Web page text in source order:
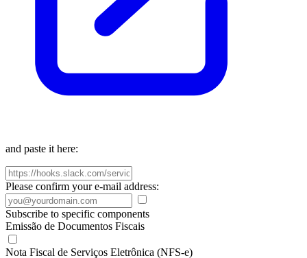
and paste it here:
Please confirm your e-mail address:
Subscribe to specific components
Emissão de Documentos Fiscais
Nota Fiscal de Serviços Eletrônica (NFS-e)